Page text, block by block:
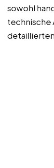
sowohl
technische